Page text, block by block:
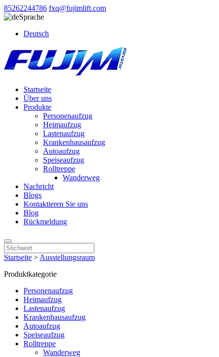
85262244786 fxq@fujimlift.com
Sprache
Deutsch
Startseite
Über uns
Produkte
Personenaufzug
Heimaufzug
Lastenaufzug
Krankenhausaufzug
Autoaufzug
Speiseaufzug
Rolltreppe
Wanderweg
Nachricht
Blogs
Kontaktieren Sie uns
Blog
Rückmeldung
Startseite > Ausstellungsraum
Produktkategorie
Personenaufzug
Heimaufzug
Lastenaufzug
Krankenhausaufzug
Autoaufzug
Speiseaufzug
Rolltreppe
Wanderweg